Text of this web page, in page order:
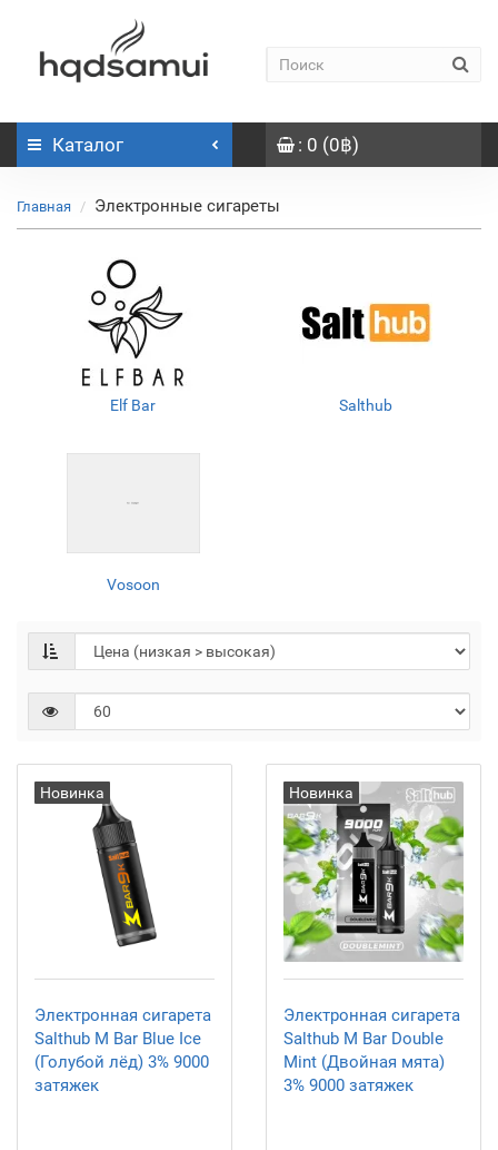
Каталог : 0 (0฿)
Главная Электронные сигареты
Elf Bar Salthub
Vosoon
Новинка
Электронная сигарета
Salthub M Bar Blue Ice
(Голубой лёд) 3% 9000
затяжек
Новинка
Электронная сигарета
Salthub M Bar Double
Mint (Двойная мята)
3% 9000 затяжек